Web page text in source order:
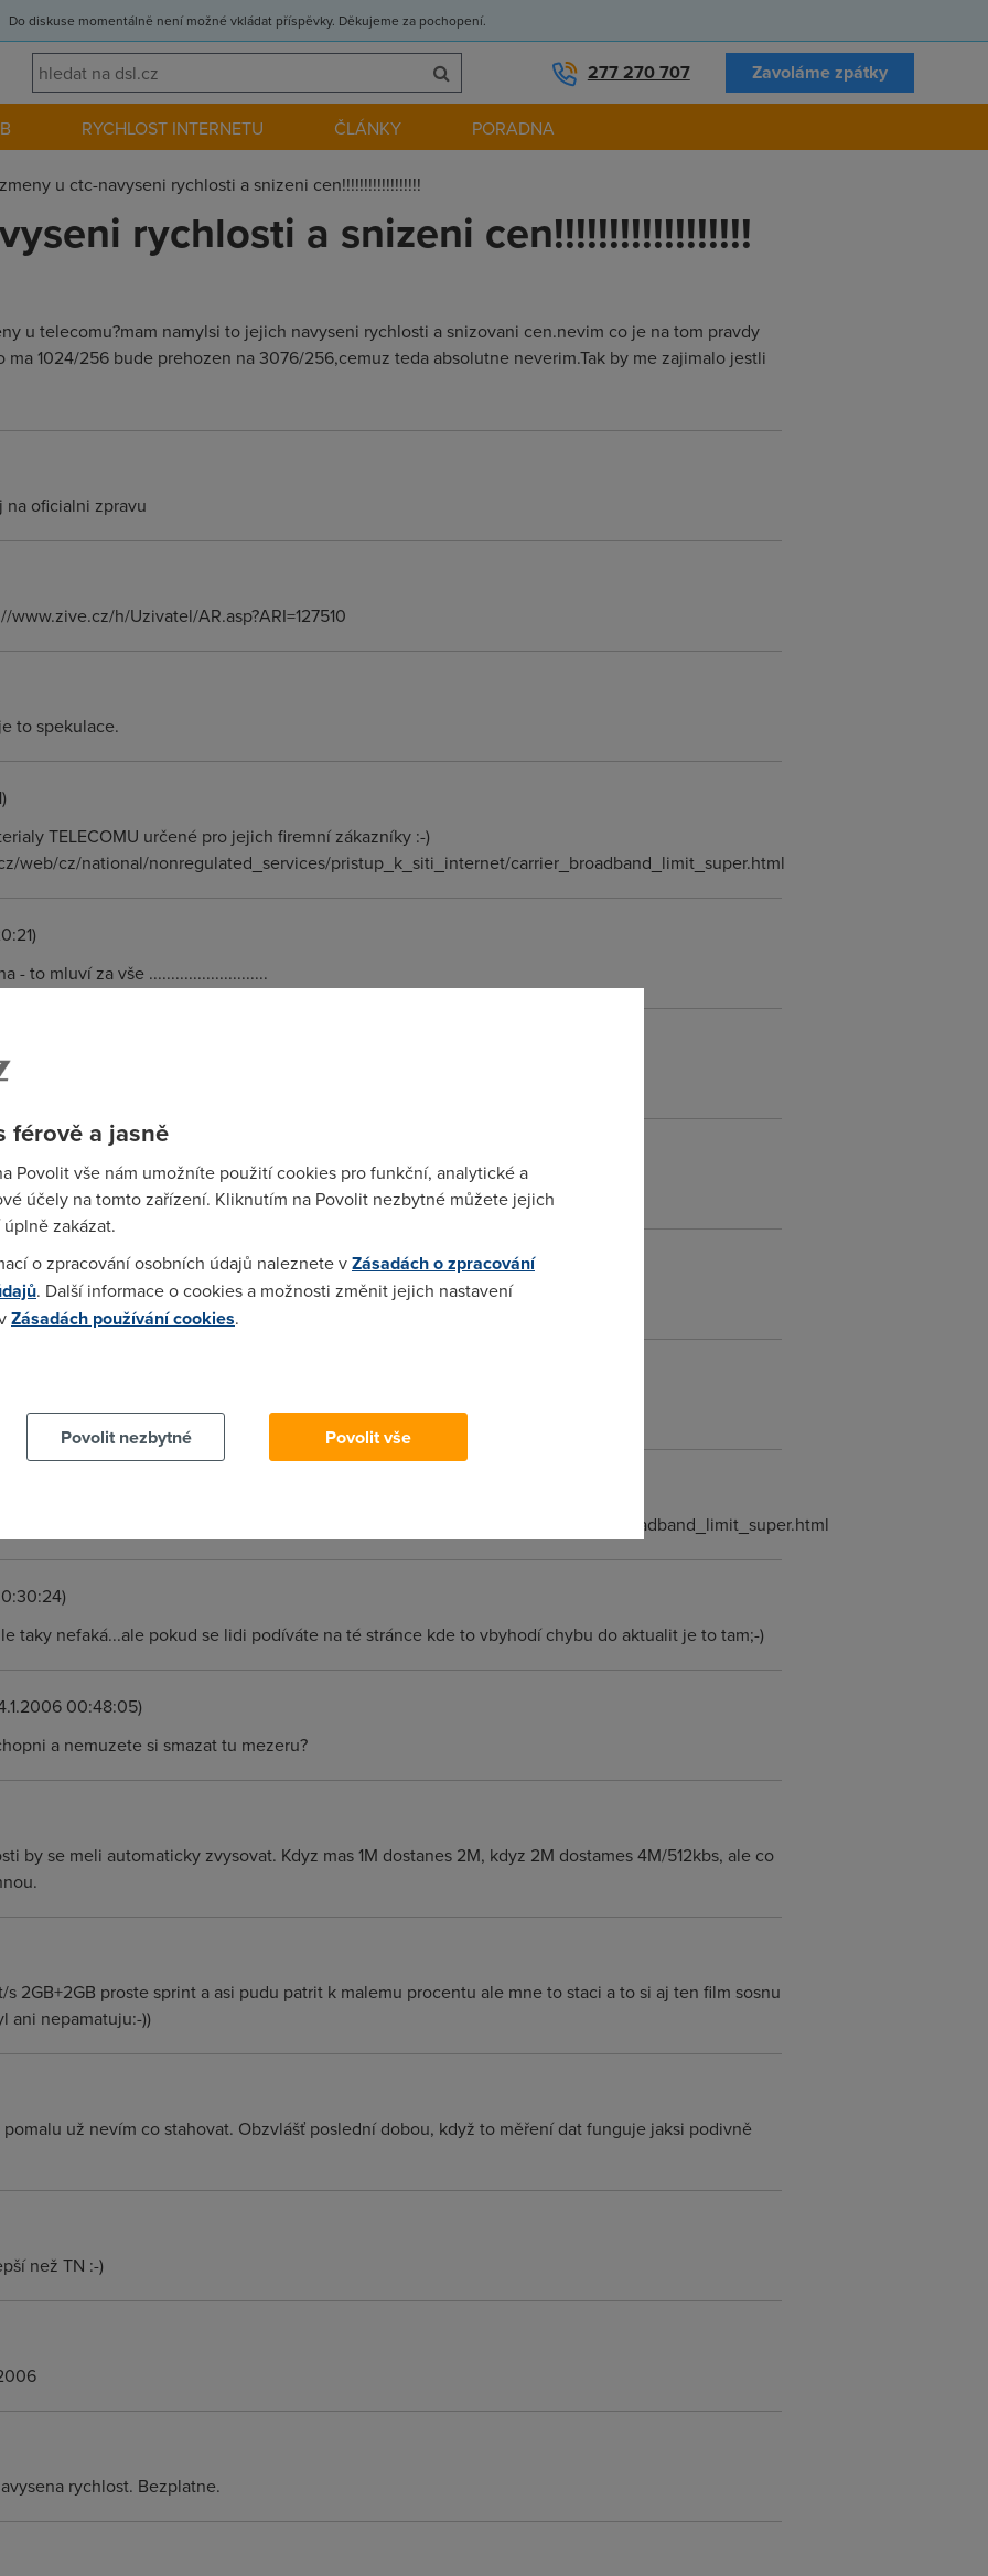
Do diskuse momentálně není možné vkládat příspěvky. Děkujeme za pochopení.
277 270 707 Zavoláme zpátky
RYCHLOST INTERNETU ČLÁNKY PORADNA
zmeny u ctc-navyseni rychlosti a snizeni cen!!!!!!!!!!!!!!!!!!
rychlosti a snizeni cen!!!!!!!!!!!!!!!!!!
u telecomu?mam namylsi to jejich navyseni rychlosti a snizovani cen.nevim co je na tom pravdy
1024/256 bude prehozen na 3076/256,cemuz teda absolutne neverim.Tak by me zajimalo jestli
oficialni zpravu
h/Uzivatel/AR.asp?ARI=127510
to spekulace.
TELECOMU určené pro jejich firemní zákazníky :-)
web/cz/national/nonregulated_services/pristup_k_siti_internet/carrier_broadband_limit_super.html
- to mluví za vše ...........................
smazat mezeru v odkazu!!!!
i bez te mezery :(
pořádně a zjistíš, že tam jsou ty mezery dvě.
si neumis zkontrolovat link a odmazat tu mezeru, co jsis tam nakopiroval. ;)
web/cz/national/nonregulated_services/pristup_k_siti_internet/carrier_broadband_limit_super.html
taky nefaká...ale pokud se lidi podíváte na té stránce kde to vbyhodí chybu do aktualit je to tam;-)
00:48:05)
a nemuzete si smazat tu mezeru?
by se meli automaticky zvysovat. Kdyz mas 1M dostanes 2M, kdyz 2M dostames 4M/512kbs, ale co
2GB+2GB proste sprint a asi pudu patrit k malemu procentu ale mne to staci a to si aj ten film sosnu
ani nepamatuju:-))
pomalu už nevím co stahovat. Obzvlášť poslední dobou, když to měření dat funguje jaksi podivně
než TN :-)
rychlost. Bezplatne.
férově a jasně
Povolit vše nám umožníte použití cookies pro funkční, analytické a
účely na tomto zařízení. Kliknutím na Povolit nezbytné můžete jejich
zakázat.
o zpracování osobních údajů naleznete vZásadách o zpracování
. Další informace o cookies a možnosti změnit jejich nastavení
Zásadách používání cookies.
Povolit nezbytné
Povolit vše